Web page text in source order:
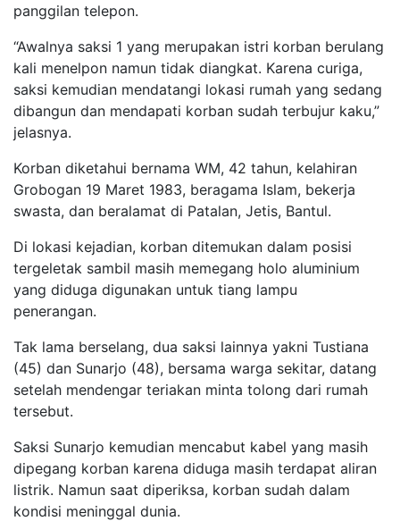
panggilan telepon.
“Awalnya saksi 1 yang merupakan istri korban berulang
kali menelpon namun tidak diangkat. Karena curiga,
saksi kemudian mendatangi lokasi rumah yang sedang
dibangun dan mendapati korban sudah terbujur kaku,”
jelasnya.
Korban diketahui bernama WM, 42 tahun, kelahiran
Grobogan 19 Maret 1983, beragama Islam, bekerja
swasta, dan beralamat di Patalan, Jetis, Bantul.
Di lokasi kejadian, korban ditemukan dalam posisi
tergeletak sambil masih memegang holo aluminium
yang diduga digunakan untuk tiang lampu
penerangan.
Tak lama berselang, dua saksi lainnya yakni Tustiana
(45) dan Sunarjo (48), bersama warga sekitar, datang
setelah mendengar teriakan minta tolong dari rumah
tersebut.
Saksi Sunarjo kemudian mencabut kabel yang masih
dipegang korban karena diduga masih terdapat aliran
listrik. Namun saat diperiksa, korban sudah dalam
kondisi meninggal dunia.